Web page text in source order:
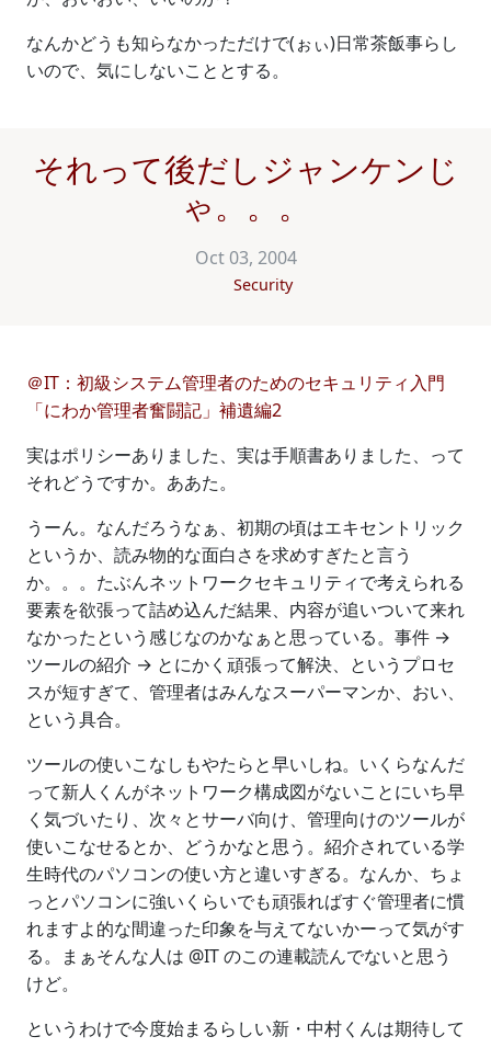
なんかどうも知らなかっただけで(ぉぃ)日常茶飯事らし
いので、気にしないこととする。
それって後だしジャンケンじ
ゃ。。。
Oct 03, 2004
Security
＠IT：初級システム管理者のためのセキュリティ入門
「にわか管理者奮闘記」補遺編2
実はポリシーありました、実は手順書ありました、って
それどうですか。ああた。
うーん。なんだろうなぁ、初期の頃はエキセントリック
というか、読み物的な面白さを求めすぎたと言う
か。。。たぶんネットワークセキュリティで考えられる
要素を欲張って詰め込んだ結果、内容が追いついて来れ
なかったという感じなのかなぁと思っている。事件 →
ツールの紹介 → とにかく頑張って解決、というプロセ
スが短すぎて、管理者はみんなスーパーマンか、おい、
という具合。
ツールの使いこなしもやたらと早いしね。いくらなんだ
って新人くんがネットワーク構成図がないことにいち早
く気づいたり、次々とサーバ向け、管理向けのツールが
使いこなせるとか、どうかなと思う。紹介されている学
生時代のパソコンの使い方と違いすぎる。なんか、ちょ
っとパソコンに強いくらいでも頑張ればすぐ管理者に慣
れますよ的な間違った印象を与えてないかーって気がす
る。まぁそんな人は @IT のこの連載読んでないと思う
けど。
というわけで今度始まるらしい新・中村くんは期待して